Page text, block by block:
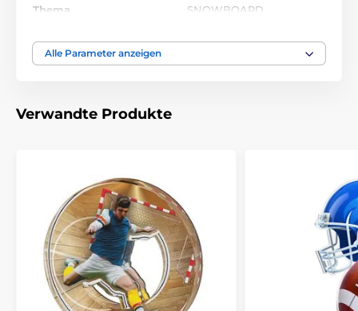
Thema SNOWBOARD
Auszeichnungstyp
Alle Parameter anzeigen
Verwandte Produkte